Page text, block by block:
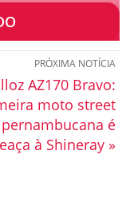
PRÓXIMA NOTÍCIA
AZ170 Bravo:
moto street
é
à Shineray »